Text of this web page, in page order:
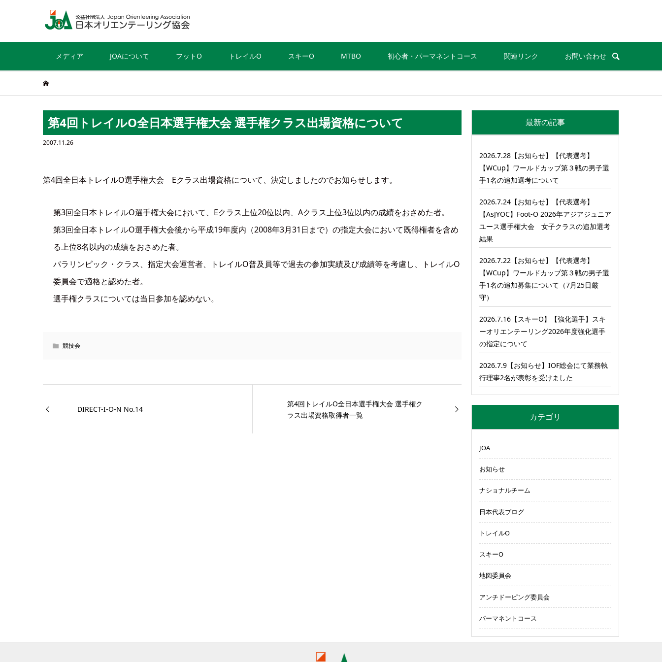
メディア JOAについて フットO トレイルO スキーO MTBO 初心者・パーマネントコース 関連リンク お問い合わせ
第4回トレイルO全日本選手権大会 選手権クラス出場資格について
2007.11.26
第4回全日本トレイルO選手権大会 Eクラス出場資格について、決定しましたのでお知らせします。
第3回全日本トレイルO選手権大会において、Eクラス上位20位以内、Aクラス上位3位以内の成績をおさめた者。
第3回全日本トレイルO選手権大会後から平成19年度内（2008年3月31日まで）の指定大会において既得権者を含め
る上位8名以内の成績をおさめた者。
パラリンピック・クラス、指定大会運営者、トレイルO普及員等で過去の参加実績及び成績等を考慮し、トレイルO
委員会で適格と認めた者。
選手権クラスについては当日参加を認めない。
競技会
DIRECT-I-O-N No.14
第4回トレイルO全日本選手権大会 選手権ク
ラス出場資格取得者一覧
最新の記事
2026.7.28【お知らせ】【代表選考】
【WCup】ワールドカップ第３戦の男子選
手1名の追加選考について
2026.7.24【お知らせ】【代表選考】
【AsJYOC】Foot-O 2026年アジアジュニア
ユース選手権大会 女子クラスの追加選考
結果
2026.7.22【お知らせ】【代表選考】
【WCup】ワールドカップ第３戦の男子選
手1名の追加募集について（7月25日厳
守）
2026.7.16【スキーO】【強化選手】スキ
ーオリエンテーリング2026年度強化選手
の指定について
2026.7.9【お知らせ】IOF総会にて業務執
行理事2名が表彰を受けました
カテゴリ
JOA
お知らせ
ナショナルチーム
日本代表ブログ
トレイルO
スキーO
地図委員会
アンチドーピング委員会
パーマネントコース